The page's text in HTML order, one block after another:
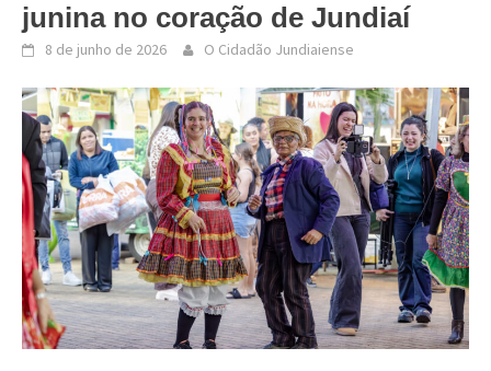
junina no coração de Jundiaí
8 de junho de 2026 O Cidadão Jundiaiense